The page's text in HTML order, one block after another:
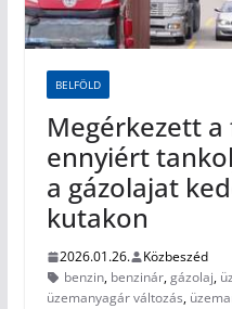
BELFÖLD
Megérkezett a
ennyiért
a gázolajat
kutakon
2026.01.26.
Közbeszéd
benzin, benzinár,gázolaj,
üzemanyagár változás,